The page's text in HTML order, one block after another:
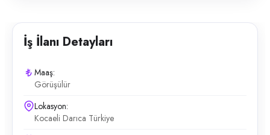
İş İlanı Detayları
Maaş:
Görüşülür
Lokasyon:
Kocaeli Darıca Türkiye